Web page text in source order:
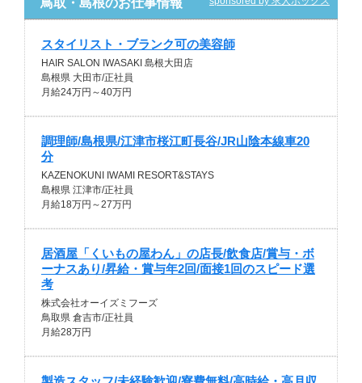
鳥取・島根のお仕事情報
スタイリスト・ブランク可の美容師
HAIR SALON IWASAKI 島根大田店
島根県 大田市/正社員
月給24万円～40万円
調理師/島根県/江津市桜江町長谷/JR山陰本線車20
分
KAZENOKUNI IWAMI RESORT&STAYS
島根県 江津市/正社員
月給18万円～27万円
居酒屋「くいもの屋わん」の店長/飲食店/賞与・ボ
ーナスあり/昇給・賞与年2回/面接1回のスピード選
考
株式会社オーイズミフーズ
鳥取県 倉吉市/正社員
月給28万円